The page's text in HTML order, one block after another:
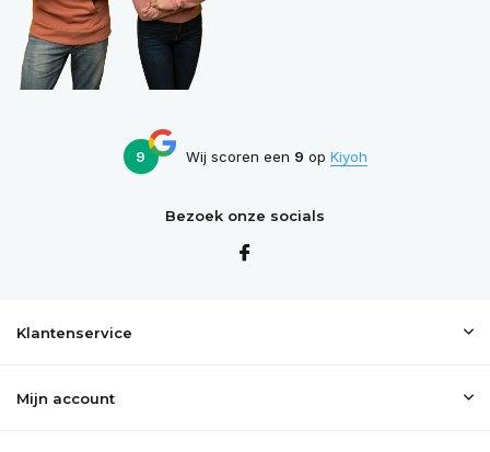
9 Wij scoren een 9 op Kiyoh
Bezoek onze socials
Klantenservice
Mijn account